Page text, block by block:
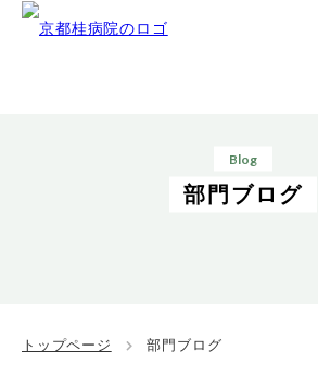
Blog
部門ブログ
トップページ 部門ブログ